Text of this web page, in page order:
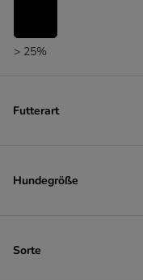
> 25%
Futterart
Hundegröße
Sorte